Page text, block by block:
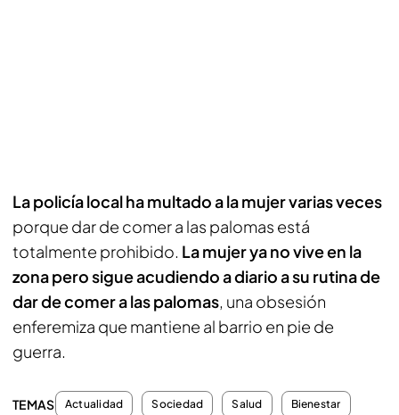
La policía local ha multado a la mujer varias veces
porque dar de comer a las palomas está
totalmente prohibido. La mujer ya no vive en la
zona pero sigue acudiendo a diario a su rutina de
dar de comer a las palomas, una obsesión
enferemiza que mantiene al barrio en pie de
guerra.
TEMAS Actualidad Sociedad Salud Bienestar